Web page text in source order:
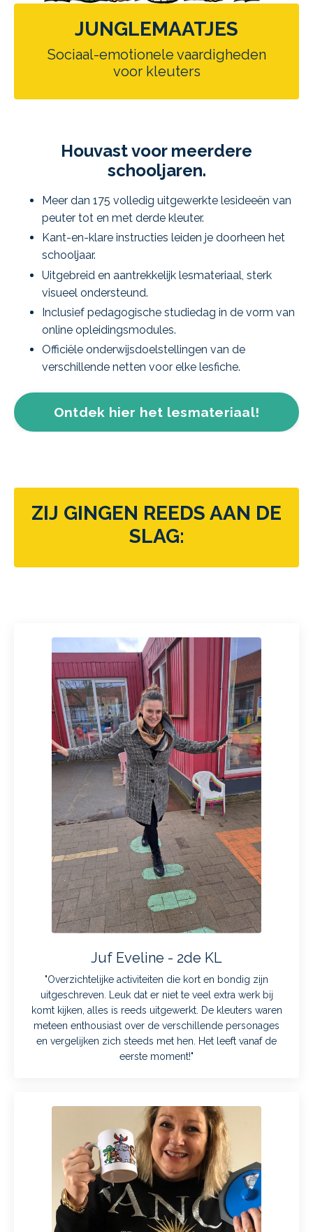
JUNGLEMAATJES
Sociaal-emotionele vaardigheden
voor kleuters
Houvast voor meerdere
schooljaren.
Meer dan 175 volledig uitgewerkte lesideeën van
peuter tot en met derde kleuter.
Kant-en-klare instructies leiden je doorheen het
schooljaar.
Uitgebreid en aantrekkelijk lesmateriaal, sterk
visueel ondersteund.
Inclusief pedagogische studiedag in de vorm van
online opleidingsmodules.
Officiële onderwijsdoelstellingen van de
verschillende netten voor elke lesfiche.
Ontdek hier het lesmateriaal!
ZIJ GINGEN REEDS AAN DE
SLAG:
Juf Eveline - 2de KL
"Overzichtelijke activiteiten die kort en bondig zijn
uitgeschreven. Leuk dat er niet te veel extra werk bij
komt kijken, alles is reeds uitgewerkt. De kleuters waren
meteen enthousiast over de verschillende personages
en vergelijken zich steeds met hen. Het leeft vanaf de
eerste moment!"